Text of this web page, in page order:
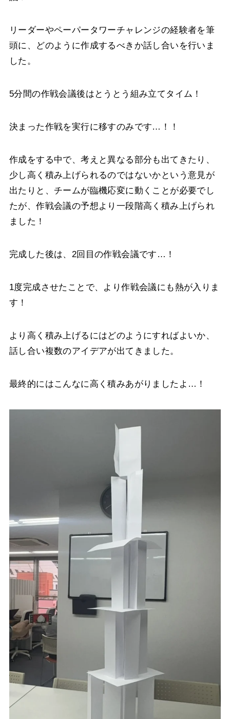
リーダーやペーパータワーチャレンジの経験者を筆
頭に、どのように作成するべきか話し合いを行いま
した。
5分間の作戦会議後はとうとう組み立てタイム！
決まった作戦を実行に移すのみです…！！
作成をする中で、考えと異なる部分も出てきたり、
少し高く積み上げられるのではないかという意見が
出たりと、チームが臨機応変に動くことが必要でし
たが、作戦会議の予想より一段階高く積み上げられ
ました！
完成した後は、2回目の作戦会議です…！
1度完成させたことで、より作戦会議にも熱が入りま
す！
より高く積み上げるにはどのようにすればよいか、
話し合い複数のアイデアが出てきました。
最終的にはこんなに高く積みあがりましたよ…！